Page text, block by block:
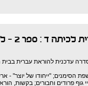
2 - לחינוך הממלכתי-דתי
עדכנית להוראת עברית בבית
הסימנים; "ייחודו של יוצר" -
גוף פרודים וחבורים; בקשות,